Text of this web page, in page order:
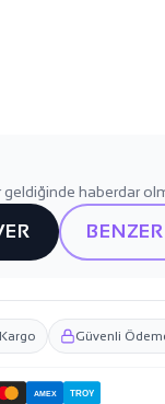
geldiğinde haberdar
Güvenli
AMEX TROY